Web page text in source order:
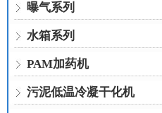
曝气系列
水箱系列
PAM加药机
污泥低温冷凝干化机